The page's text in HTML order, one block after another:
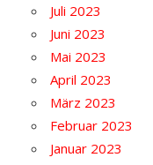
Juli 2023
Juni 2023
Mai 2023
April 2023
März 2023
Februar 2023
Januar 2023